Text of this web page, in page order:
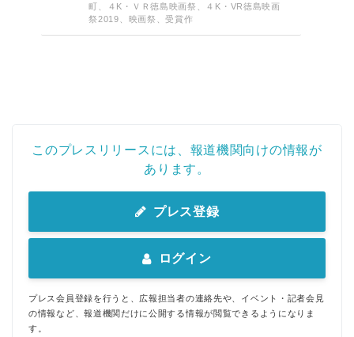
町、４K・ＶＲ徳島映画祭、４K・VR徳島映画
祭2019、映画祭、受賞作
このプレスリリースには、報道機関向けの情報が
あります。
プレス登録
ログイン
プレス会員登録を行うと、広報担当者の連絡先や、イベント・記者会見
の情報など、報道機関だけに公開する情報が閲覧できるようになりま
す。